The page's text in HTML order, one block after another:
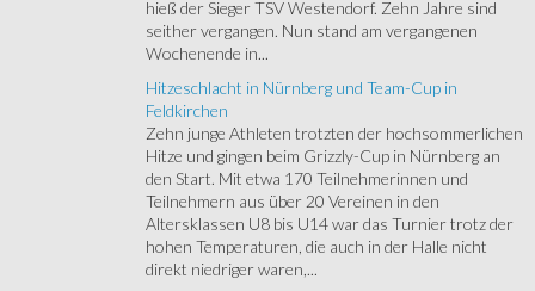
hieß der Sieger TSV Westendorf. Zehn Jahre sind
seither vergangen. Nun stand am vergangenen
Wochenende in...
Hitzeschlacht in Nürnberg und Team-Cup in
Feldkirchen
Zehn junge Athleten trotzten der hochsommerlichen
Hitze und gingen beim Grizzly-Cup in Nürnberg an
den Start. Mit etwa 170 Teilnehmerinnen und
Teilnehmern aus über 20 Vereinen in den
Altersklassen U8 bis U14 war das Turnier trotz der
hohen Temperaturen, die auch in der Halle nicht
direkt niedriger waren,...